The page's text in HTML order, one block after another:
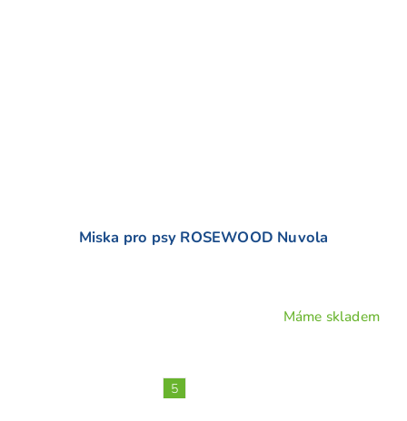
Miska pro psy ROSEWOOD Nuvola
Máme skladem
5